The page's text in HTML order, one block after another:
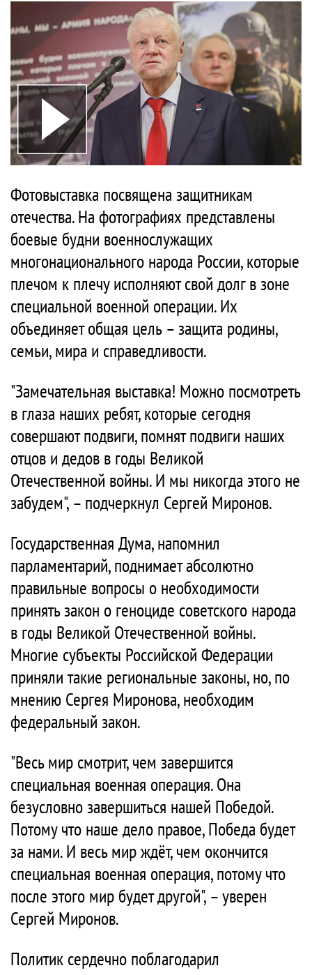
Фотовыставка посвящена защитникам
отечества. На фотографиях представлены
боевые будни военнослужащих
многонационального народа России, которые
плечом к плечу исполняют свой долг в зоне
специальной военной операции. Их
объединяет общая цель – защита родины,
семьи, мира и справедливости.
"Замечательная выставка! Можно посмотреть
в глаза наших ребят, которые сегодня
совершают подвиги, помнят подвиги наших
отцов и дедов в годы Великой
Отечественной войны. И мы никогда этого не
забудем", – подчеркнул Сергей Миронов.
Государственная Дума, напомнил
парламентарий, поднимает абсолютно
правильные вопросы о необходимости
принять закон о геноциде советского народа
в годы Великой Отечественной войны.
Многие субъекты Российской Федерации
приняли такие региональные законы, но, по
мнению Сергея Миронова, необходим
федеральный закон.
"Весь мир смотрит, чем завершится
специальная военная операция. Она
безусловно завершиться нашей Победой.
Потому что наше дело правое, Победа будет
за нами. И весь мир ждёт, чем окончится
специальная военная операция, потому что
после этого мир будет другой", – уверен
Сергей Миронов.
Политик сердечно поблагодарил